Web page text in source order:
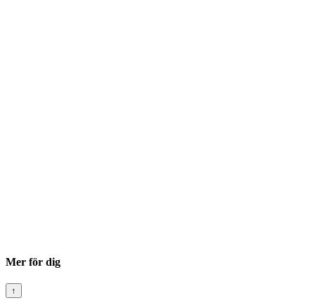
Mer för dig
↑